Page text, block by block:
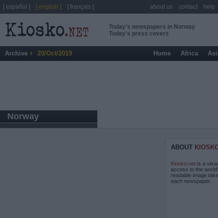
Today's newspapers in Norway
Today's press covers
Archive 20/Oct/2019 Home Africa
Norway
ABOUT
Kiosko.net is a
access to the
readable image
each newspaper.
[ español ] [ english ] [ français ] about us contact help